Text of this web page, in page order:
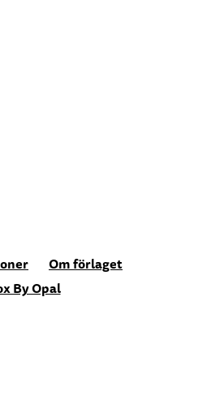
Om förlaget
By Opal